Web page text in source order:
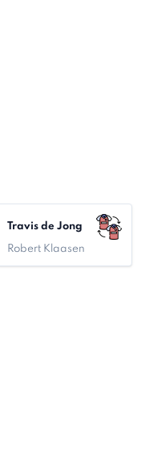
Travis de Jong
Robert Klaasen